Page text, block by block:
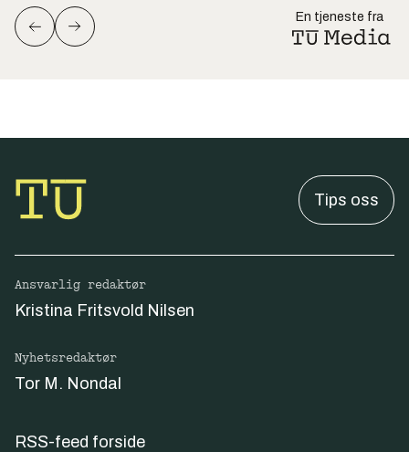
En tjeneste fra
Tips oss
Ansvarlig redaktør
Kristina Fritsvold Nilsen
Nyhetsredaktør
Tor M. Nondal
RSS-feed forside